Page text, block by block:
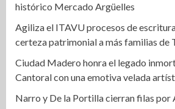
histórico Mercado Argüelles
Agiliza el ITAVU procesos de
certeza patrimonial a más familias de
Ciudad Madero honra el legado
Cantoral con una emotiva velada
Narro y De la Portilla cierran filas por